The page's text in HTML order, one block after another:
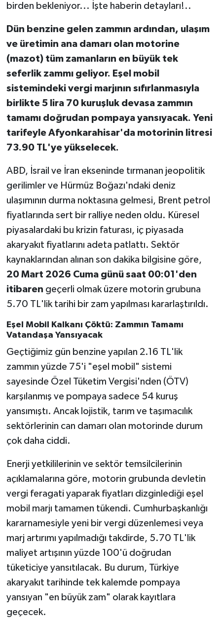
birden bekleniyor... İşte haberin detayları!..
Dün benzine gelen zammın ardından, ulaşım
ve üretimin ana damarı olan motorine
(mazot) tüm zamanların en büyük tek
seferlik zammı geliyor. Eşel mobil
sistemindeki vergi marjının sıfırlanmasıyla
birlikte 5 lira 70 kuruşluk devasa zammın
tamamı doğrudan pompaya yansıyacak. Yeni
tarifeyle Afyonkarahisar'da motorinin litresi
73.90 TL'ye yükselecek.
ABD, İsrail ve İran ekseninde tırmanan jeopolitik
gerilimler ve Hürmüz Boğazı'ndaki deniz
ulaşımının durma noktasına gelmesi, Brent petrol
fiyatlarında sert bir ralliye neden oldu. Küresel
piyasalardaki bu krizin faturası, iç piyasada
akaryakıt fiyatlarını adeta patlattı. Sektör
kaynaklarından alınan son dakika bilgisine göre,
20 Mart 2026 Cuma günü saat 00:01'den
itibaren geçerli olmak üzere motorin grubuna
5.70 TL'lik tarihi bir zam yapılması kararlaştırıldı.
Eşel Mobil Kalkanı Çöktü: Zammın Tamamı
Vatandaşa Yansıyacak
Geçtiğimiz gün benzine yapılan 2.16 TL'lik
zammın yüzde 75'i "eşel mobil" sistemi
sayesinde Özel Tüketim Vergisi'nden (ÖTV)
karşılanmış ve pompaya sadece 54 kuruş
yansımıştı. Ancak lojistik, tarım ve taşımacılık
sektörlerinin can damarı olan motorinde durum
çok daha ciddi.
Enerji yetkililerinin ve sektör temsilcilerinin
açıklamalarına göre, motorin grubunda devletin
vergi feragati yaparak fiyatları dizginlediği eşel
mobil marjı tamamen tükendi. Cumhurbaşkanlığı
kararnamesiyle yeni bir vergi düzenlemesi veya
marj artırımı yapılmadığı takdirde, 5.70 TL'lik
maliyet artışının yüzde 100'ü doğrudan
tüketiciye yansıtılacak. Bu durum, Türkiye
akaryakıt tarihinde tek kalemde pompaya
yansıyan "en büyük zam" olarak kayıtlara
geçecek.